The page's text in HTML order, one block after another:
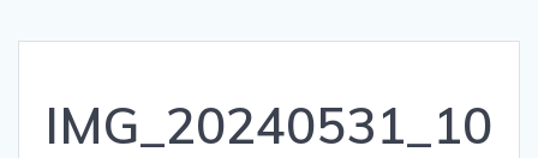
IMG_20240531_10